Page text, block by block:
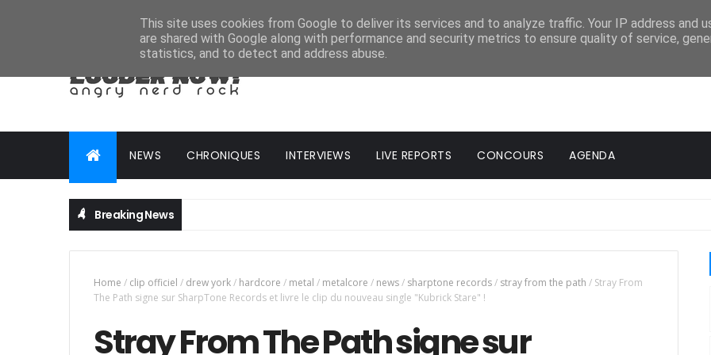
NEWS CHRONIQUES INTERVIEWS LIVE REPORTS CONCOURS AGENDA
Breaking News
Home / clip officiel / drew york/ hardcore / metal / metalcore / news/ sharptone records/ stray from the path / Stray From
The Path signe sur SharpTone Records et livre le clip du nouveau single "Kubrick Stare" !
Stray From The Path signe sur
This site uses cookies from Google to deliver its services and to analyze traffic. Your IP address and
are shared with Google along with performance and security metrics to ensure quality of service,
statistics, and to detect and address abuse.